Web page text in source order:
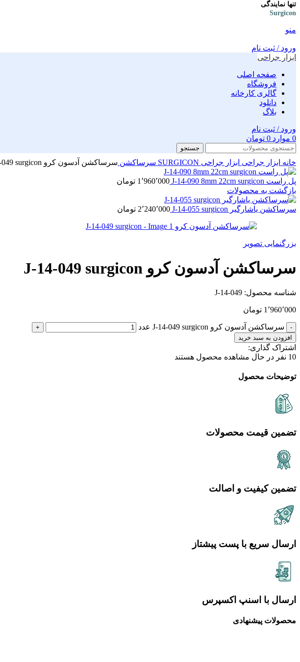
تنها نمایندگی
Surgicon
منو
ورود / ثبت نام
ابزار جراحی
صفحه اصلی
فروشگاه
گالری کارخانه
دانلود
بلاگ
ورود / ثبت نام
0 موارد 0 تومان
جستجو
خانه ابزار جراحی ابزار جراحی SURGICON سرساکشن سرساکشن آدسون کرو J-14-049 surgicon
پل راست J-14-090 8mm 22cm surgicon 1٬960٬000 تومان
بازگشت به محصولات
سرساکشن یاشارگیر J-14-055 surgicon 2٬240٬000 تومان
بزرگنمایی تصویر
سرساکشن آدسون کرو J-14-049 surgicon
شناسه محصول: J-14-049
1٬960٬000 تومان
سرساکشن آدسون کرو J-14-049 surgicon عدد
افزودن به سبد خرید
اشتراک گذاری:
10 نفر در حال مشاهده محصول هستند
توضیحات محصول
تضمین قیمت محصولات
تضمین کیفیت و اصالت
ارسال سریع با پست پیشتاز
ارسال با اسنپ اکسپرس
محصولات پیشنهادی